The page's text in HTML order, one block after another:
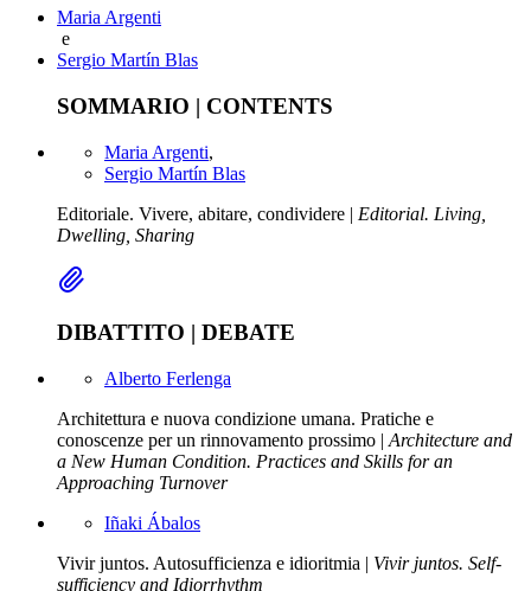
Maria Argenti
e
Sergio Martín Blas
SOMMARIO | CONTENTS
Maria Argenti,
Sergio Martín Blas
Editoriale. Vivere, abitare, condividere | Editorial. Living,
Dwelling, Sharing
DIBATTITO | DEBATE
Alberto Ferlenga
Architettura e nuova condizione umana. Pratiche e
conoscenze per un rinnovamento prossimo | Architecture and
a New Human Condition. Practices and Skills for an
Approaching Turnover
Iñaki Ábalos
Vivir juntos. Autosufficienza e idioritmia | Vivir juntos. Self-
sufficiency and Idiorrhythm